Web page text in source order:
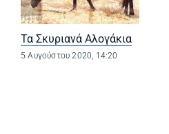
Τα Σκυριανά Αλογάκια
5 Αυγούστου 2020, 14:20